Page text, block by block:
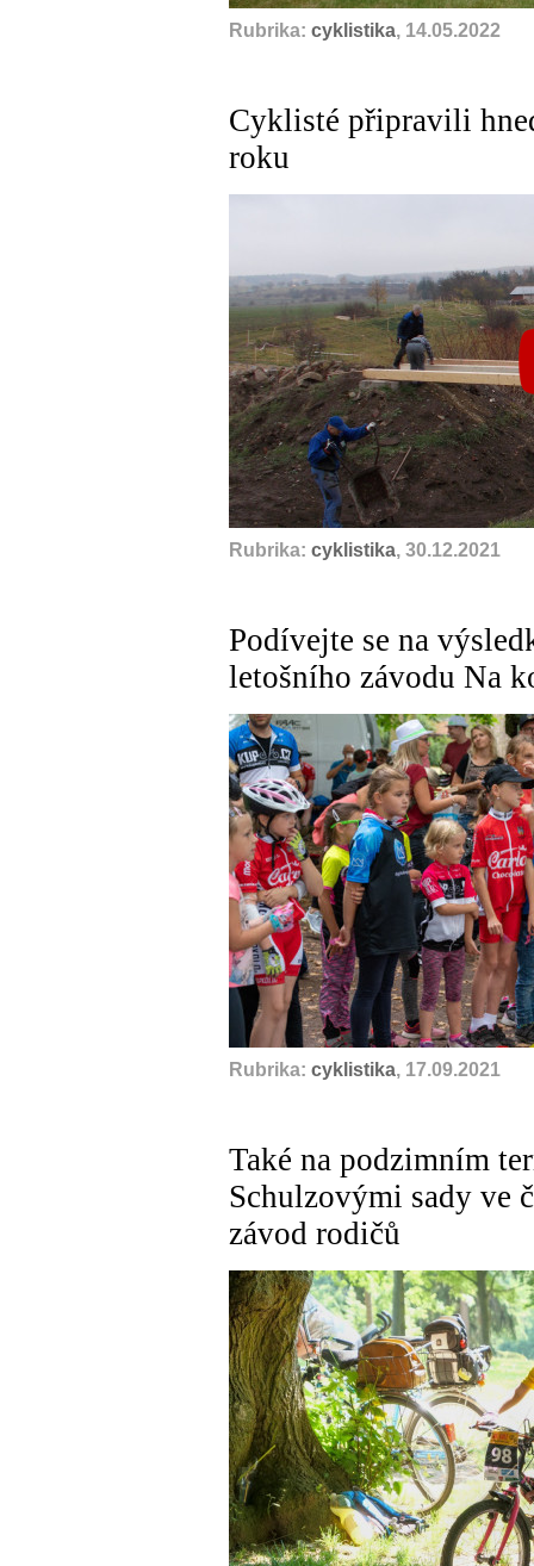
Rubrika: cyklistika, 14.05.2022
Cyklisté připravili
roku
Rubrika: cyklistika, 30.12.2021
Podívejte se na
letošního závodu Na
Rubrika: cyklistika, 17.09.2021
Také na podzimním
Schulzovými sady ve
závod rodičů